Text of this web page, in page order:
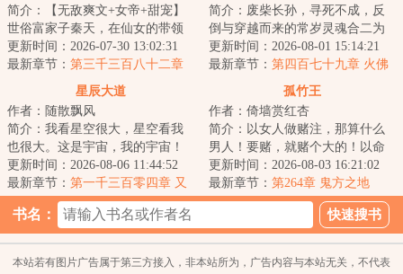
简介：【无敌爽文+女帝+甜宠】
世俗富家子秦天，在仙女的带领
下加入了昆仑剑派，成为了昆仑
小师叔。觉醒签...
更新时间：2026-07-30 13:02:31
最新章节： 第三千三百八十二章
简介：废柴长孙，寻死不成，反
倒与穿越而来的常岁灵魂合二为
一。从此少年长孙持刀行走于天
下。于尘世中锻...
更新时间：2026-08-01 15:14:21
最新章节： 第四百七十九章 火佛
星辰大道
作者：随散飘风
简介：我看星空很大，星空看我
也很大。这是宇宙，我的宇宙！
年的一天，当陨石砸落，科技终
结，武道开始。...
更新时间：2026-08-06 11:44:52
最新章节： 第一千三百零四章 又
孤竹王
作者：倚墙赏红杏
简介：以女人做赌注，那算什么
男人！要赌，就赌个大的！以命
相赌，如何？【...
更新时间：2026-08-03 16:21:02
最新章节： 第264章 鬼方之地
书名：
本站若有图片广告属于第三方接入，非本站所为，广告内容与本站无关，不代表